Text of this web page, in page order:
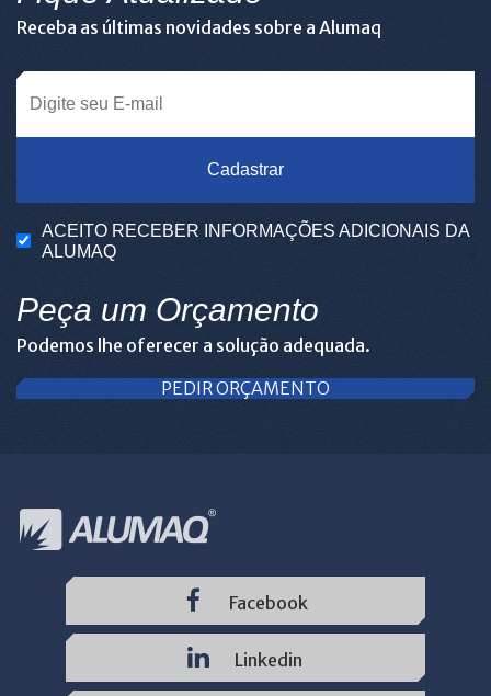
Receba as últimas novidades sobre a Alumaq
Cadastrar
ACEITO RECEBER INFORMAÇÕES ADICIONAIS DA
ALUMAQ
Peça um Orçamento
Podemos lhe oferecer a solução adequada.
PEDIR ORÇAMENTO
Facebook
Linkedin